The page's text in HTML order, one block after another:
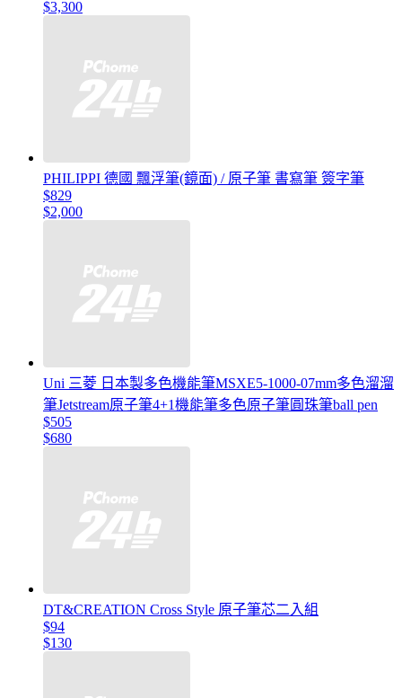
$3,300
PHILIPPI 德國 飄浮筆(鏡面) / 原子筆 書寫筆 簽字筆
$829
$2,000
Uni 三菱 日本製多色機能筆MSXE5-1000-07mm多色溜溜
筆Jetstream原子筆4+1機能筆多色原子筆圓珠筆ball pen
$505
$680
DT&CREATION Cross Style 原子筆芯二入組
$94
$130